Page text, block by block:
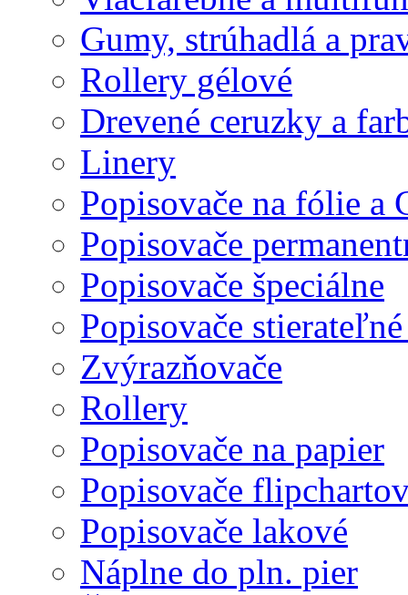
Gumy, strúhadlá a
Rollery gélové
Drevené ceruzky a
Linery
Popisovače na fólie a
Popisovače
Popisovače špeciálne
Popisovače
Zvýrazňovače
Rollery
Popisovače na papier
Popisovače
Popisovače lakové
Náplne do pln. pier